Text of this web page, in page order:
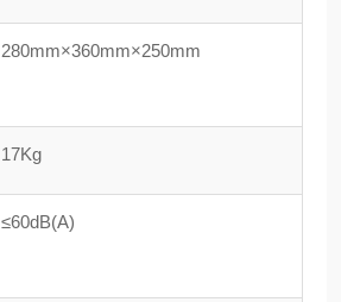
280mm×360mm×250mm
17Kg
≤60dB(A)